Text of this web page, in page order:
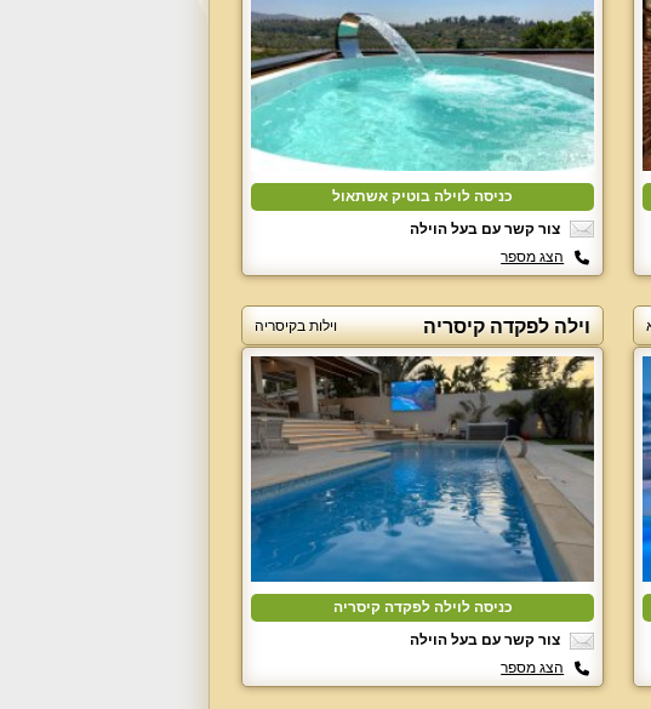
כניסה לוילה בוטיק אשתאול
צור קשר עם בעל הוילה
הצג מספר
וילה לפקדה קיסריה וילות בקיסריה
כניסה לוילה לפקדה קיסריה
צור קשר עם בעל הוילה
הצג מספר